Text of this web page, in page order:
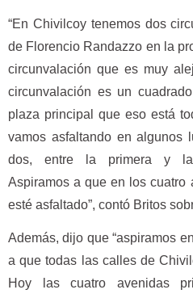
“En Chivilcoy tenemos dos
de Florencio Randazzo en la
circunvalación que es muy
circunvalación es un
plaza principal que eso está
vamos asfaltando en algunos
dos, entre la primera y la
Aspiramos a que en los cuatro
esté asfaltado”, contó Britos
Además, dijo que “aspiramos
a que todas las calles de
Hoy las cuatro avenidas